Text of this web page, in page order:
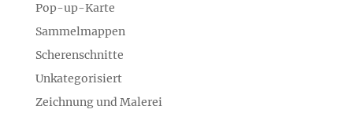
Pop-up-Karte
Sammelmappen
Scherenschnitte
Unkategorisiert
Zeichnung und Malerei